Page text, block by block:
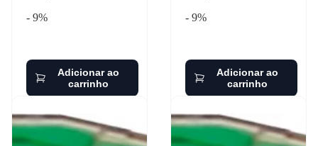
- 9%
Adicionar ao
carrinho
- 9%
Adicionar ao
carrinho